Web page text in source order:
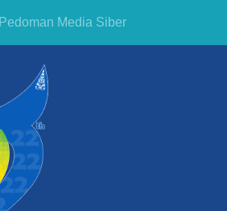
Pedoman Media Siber